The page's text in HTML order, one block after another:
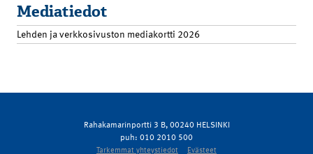
Mediatiedot
Lehden ja verkkosivuston mediakortti 2026
Rahakamarinportti 3 B, 00240 HELSINKI
puh: 010 2010 500
Tarkemmat yhteystiedot Evästeet